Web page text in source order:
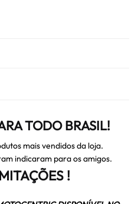
TODO BRASIL!
mais vendidos da loja.
indicaram para os amigos.
!